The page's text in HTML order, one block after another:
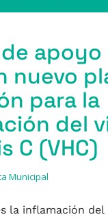
apoyo
nuevo
para la
del
C (VHC)
Municipal
la inflamación del